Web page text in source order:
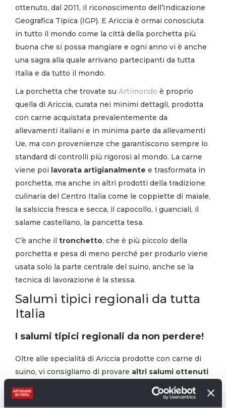
ottenuto, dal 2011, il riconoscimento dell’Indicazione
Geografica Tipica (IGP). E Ariccia è ormai conosciuta
in tutto il mondo come la città della porchetta più
buona che si possa mangiare e ogni anno vi è anche
una sagra alla quale arrivano partecipanti da tutta
Italia e da tutto il mondo.
La porchetta che trovate su Artimondo è proprio
quella di Ariccia, curata nei minimi dettagli, prodotta
con carne acquistata prevalentemente da
allevamenti italiani e in minima parte da allevamenti
Ue, ma con provenienze che garantiscono sempre lo
standard di controlli più rigorosi al mondo. La carne
viene poi lavorata artigianalmente e trasformata in
porchetta, ma anche in altri prodotti della tradizione
culinaria del Centro Italia come le coppiette di maiale,
la salsiccia fresca e secca, il capocollo, i guanciali, il
salame castellano, la pancetta tesa.
C’è anche il tronchetto, che è più piccolo della
porchetta e pesa di meno perché per produrlo viene
usata solo la parte centrale del suino, anche se la
tecnica di lavorazione è la stessa.
Salumi tipici regionali da tutta
Italia
I salumi tipici regionali da non perdere!
Oltre alle specialità di Ariccia prodotte con carne di
suino, vi consigliamo di provare altri salumi ottenuti
. Su Artimondo trovate per
esempio la slinzega di cavallo, il salame di cinghiale, il